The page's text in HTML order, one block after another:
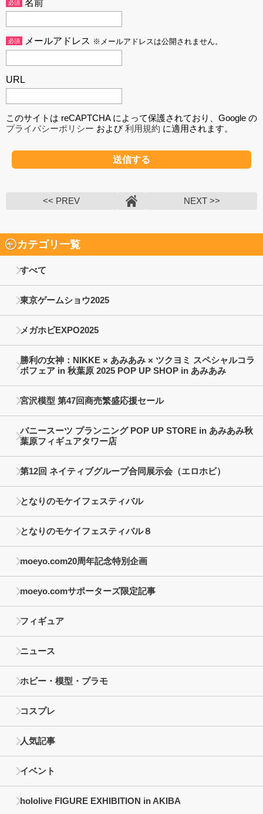
必須 名前
必須 メールアドレス ※メールアドレスは公開されません。
URL
このサイトは reCAPTCHA によって保護されており、Google の
プライバシーポリシー および利用規約 に適用されます。
<< PREV NEXT >>
カテゴリ一覧
すべて
東京ゲームショウ2025
メガホビEXPO2025
勝利の女神：NIKKE × あみあみ × ツクヨミ スペシャルコラ
ボフェア in 秋葉原 2025 POP UP SHOP in あみあみ
宮沢模型 第47回商売繁盛応援セール
バニースーツ プランニング POP UP STORE in あみあみ秋
葉原フィギュアタワー店
第12回 ネイティブグループ合同展示会（エロホビ）
となりのモケイフェスティバル
となりのモケイフェスティバル８
moeyo.com20周年記念特別企画
moeyo.comサポーターズ限定記事
フィギュア
ニュース
ホビー・模型・プラモ
コスプレ
人気記事
イベント
hololive FIGURE EXHIBITION in AKIBA